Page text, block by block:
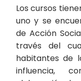
Los cursos
uno y se
de Acción
través del
habitantes de
influencia,